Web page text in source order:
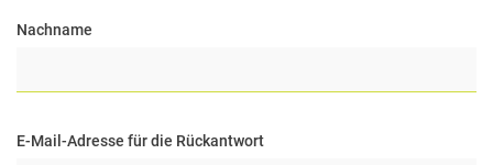
Nachname
E-Mail-Adresse für die Rückantwort